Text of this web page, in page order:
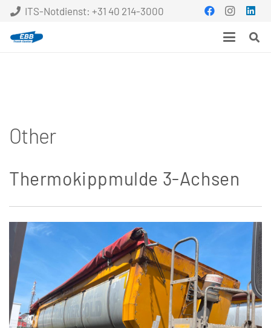
ITS-Notdienst: +31 40 214-3000
Other
Thermokippmulde 3-Achsen